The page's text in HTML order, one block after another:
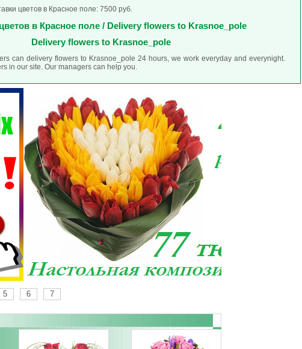
цветов в Красное поле: 7500 руб.
в Красное поле / Delivery flowers to Krasnoe_pole
Delivery flowers to Krasnoe_pole
can delivery flowers to Krasnoe_pole 24 hours, we work everyday and everynight.
in our site. Our managers can help you.
5 6 7